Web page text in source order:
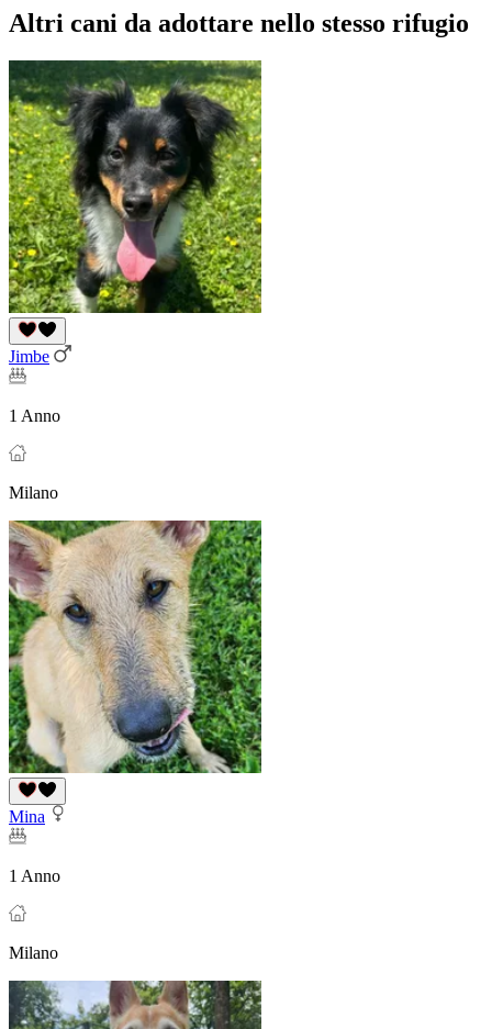
Altri cani da adottare nello stesso rifugio
Jimbe
1 Anno
Milano
Mina
1 Anno
Milano